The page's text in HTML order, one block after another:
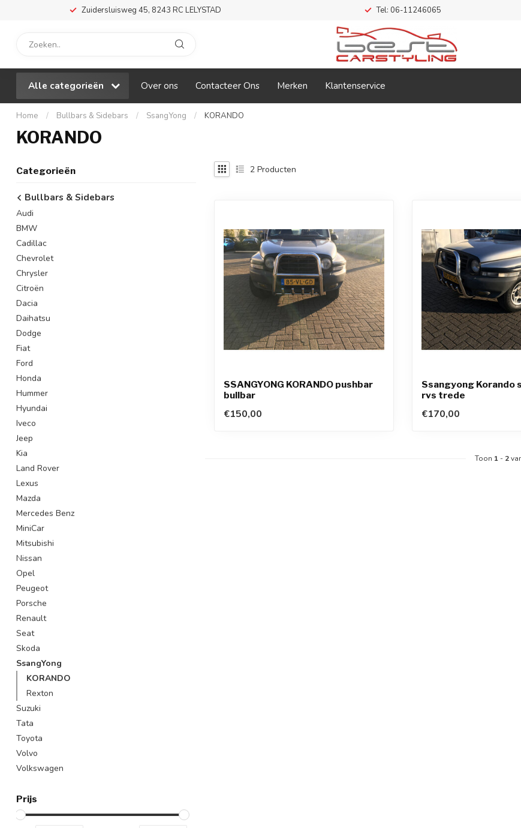
Zuidersluisweg 45, 8243 RC LELYSTAD Tel: 06-11246065
Alle categorieën Over ons Contacteer Ons Merken Klantenservice
Home / Bullbars & Sidebars / SsangYong / KORANDO
KORANDO
Categorieën
Bullbars & Sidebars
Audi
BMW
Cadillac
Chevrolet
Chrysler
Citroën
Dacia
Daihatsu
Dodge
Fiat
Ford
Honda
Hummer
Hyundai
Iveco
Jeep
Kia
Land Rover
Lexus
Mazda
Mercedes Benz
MiniCar
Mitsubishi
Nissan
Opel
Peugeot
Porsche
Renault
Seat
Skoda
SsangYong
KORANDO
Rexton
Suzuki
Tata
Toyota
Volvo
Volkswagen
Prijs
2 Producten
SSANGYONG KORANDO pushbar
bullbar
€150,00
Ssangyong Korando
rvs trede
€170,00
Toon 1 - 2